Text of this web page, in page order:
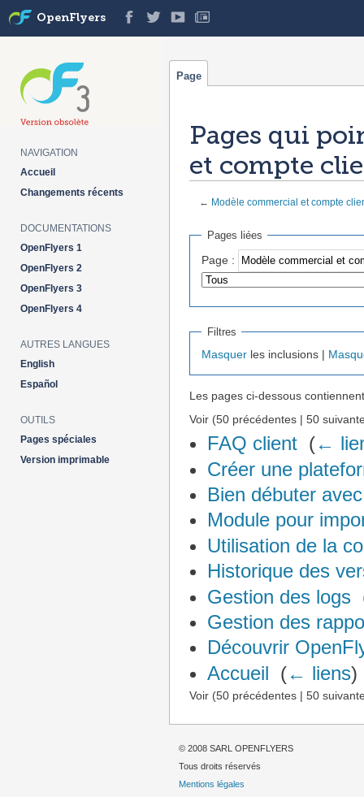
Pages qui
et compte
← Modèle commercial et compte
Pages liées
Page :
Filtres
Masquer les inclusions |
Les pages ci-dessous
Voir (50 précédentes | 50
FAQ client (←
Créer une
Bien débuter
Module pour
Utilisation de la
Historique des
Gestion des logs
Gestion des
Découvrir
Accueil (← liens)
Voir (50 précédentes | 50
Page
OpenFlyers
NAVIGATION
Accueil
Changements récents
DOCUMENTATIONS
OpenFlyers 1
OpenFlyers 2
OpenFlyers 3
OpenFlyers 4
AUTRES LANGUES
English
Español
OUTILS
Pages spéciales
Version imprimable
© 2008 SARL OPENFLYERS
Tous droits réservés
Mentions légales